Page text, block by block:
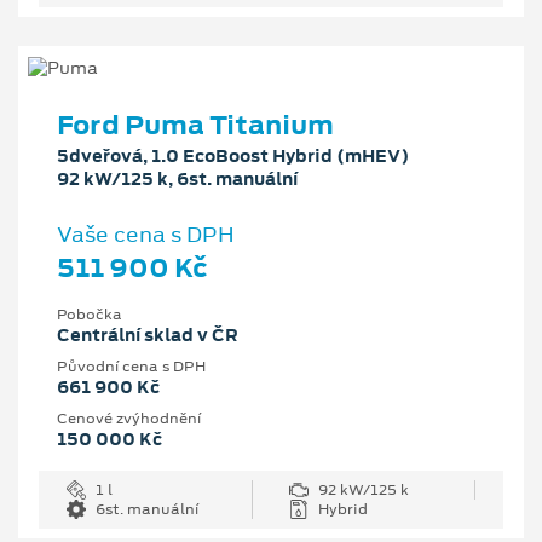
Ford Puma Titanium
5dveřová, 1.0 EcoBoost Hybrid (mHEV)
92 kW/125 k, 6st. manuální
Vaše cena s DPH
511 900 Kč
Pobočka
Centrální sklad v ČR
Původní cena s DPH
661 900 Kč
Cenové zvýhodnění
150 000 Kč
1 l
92 kW/125 k
6st. manuální
Hybrid